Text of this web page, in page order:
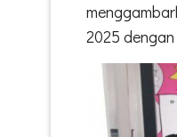
2025